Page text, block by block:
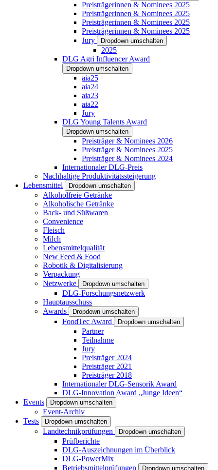
Preisträgerinnen & Nominees 2025
Preisträgerinnen & Nominees 2025
Preisträgerinnen & Nominees 2025
Preisträgerinnen & Nominees 2025
Jury
Dropdown umschalten
2025
DLG Agri Influencer Award
Dropdown umschalten
aia25
aia24
aia23
aia22
Jury
DLG Young Talents Award
Dropdown umschalten
Preisträger & Nominees 2026
Preisträger & Nominees 2025
Preisträger & Nominees 2024
Internationaler DLG-Preis
Nachhaltige Produktivitätssteigerung
Lebensmittel
Dropdown umschalten
Alkoholfreie Getränke
Alkoholische Getränke
Back- und Süßwaren
Convenience
Fleisch
Milch
Lebensmittelqualität
New Feed & Food
Robotik & Digitalisierung
Verpackung
Netzwerke
Dropdown umschalten
DLG-Forschungsnetzwerk
Hauptausschuss
Awards
Dropdown umschalten
FoodTec Award Dropdown umschalten
Partner
Teilnahme
Jury
Preisträger 2024
Preisträger 2021
Preisträger 2018
Internationaler DLG-Sensorik Award
DLG-Innovation Award „Junge Ideen“
Events
Dropdown umschalten
Event-Archiv
Tests
Dropdown umschalten
Landtechnikprüfungen Dropdown umschalten
Prüfberichte
DLG-Auszeichnungen im Überblick
DLG-PowerMix
Betriebsmittelprüfungen
Dropdown umschalten